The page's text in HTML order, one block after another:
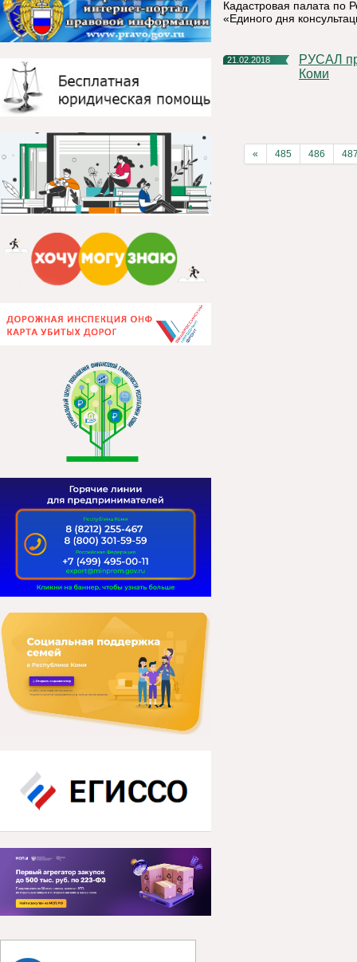
Кадастровая палата по
«Единого дня
21.02.2018
РУСАЛ проведет театральный фестиваль в Республике
Коми
« 485 486